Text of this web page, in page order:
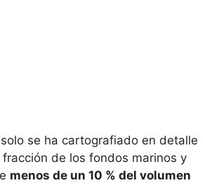
se ha cartografiado en detalle
fracción de los fondos marinos y
menos de un 10 % del volumen